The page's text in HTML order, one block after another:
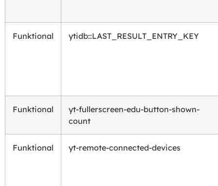
Funktional ytidb::LAST_RESULT_ENTRY_KEY
Funktional
yt-fullerscreen-edu-button-shown-
count
Funktional yt-remote-connected-devices